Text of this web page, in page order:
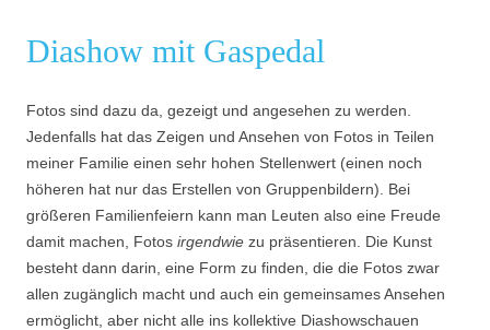
Diashow mit Gaspedal
Fotos sind dazu da, gezeigt und angesehen zu werden.
Jedenfalls hat das Zeigen und Ansehen von Fotos in Teilen
meiner Familie einen sehr hohen Stellenwert (einen noch
höheren hat nur das Erstellen von Gruppenbildern). Bei
größeren Familienfeiern kann man Leuten also eine Freude
damit machen, Fotos irgendwie zu präsentieren. Die Kunst
besteht dann darin, eine Form zu finden, die die Fotos zwar
allen zugänglich macht und auch ein gemeinsames Ansehen
ermöglicht, aber nicht alle ins kollektive Diashowschauen